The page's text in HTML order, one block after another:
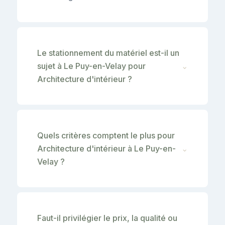
Le stationnement du matériel est-il un
sujet à Le Puy-en-Velay pour
Architecture d'intérieur ?
⌄
Quels critères comptent le plus pour
Architecture d'intérieur à Le Puy-en-
Velay ?
⌄
Faut-il privilégier le prix, la qualité ou